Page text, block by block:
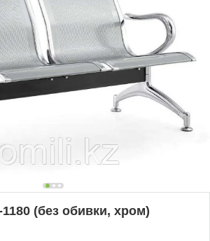
(без обивки, хром)